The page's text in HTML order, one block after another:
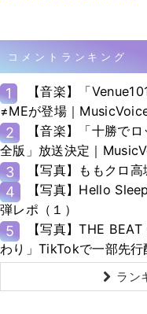
コメントランキング
1
【音楽】「
≠MEが登場｜
2
【音楽】「十勝で
全版」放送決定｜
3 【写真】ももクロ
4
【写真】Hello
弾レポ（１）
5
【写真】THE
わり」TikTokで一部先行
ラン